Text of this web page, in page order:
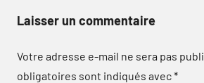
Laisser un commentaire
Votre adresse e-mail ne sera pas
obligatoires sont indiqués avec*